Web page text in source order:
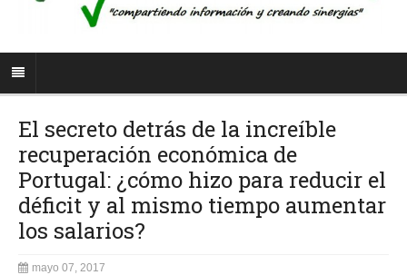
El secreto detrás de la increíble
recuperación económica de
Portugal: ¿cómo hizo para reducir el
déficit y al mismo tiempo aumentar
los salarios?
mayo 07, 2017